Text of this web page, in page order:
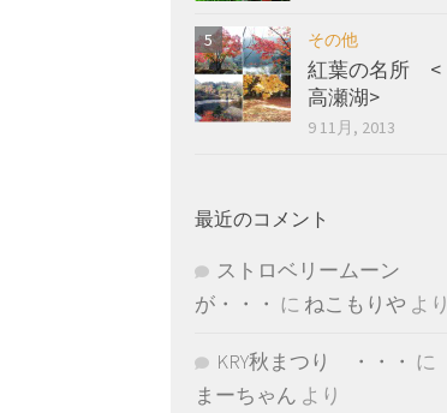
その他
紅葉の名所 <
高瀬湖>
9 11月, 2013
最近のコメント
ストロベリームーン
が・・・ に ねこもりや より
KRY秋まつり ・・・ に
まーちゃん より